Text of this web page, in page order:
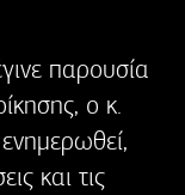
παρουσία
ο κ.
και τις